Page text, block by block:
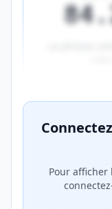
Pour afficher